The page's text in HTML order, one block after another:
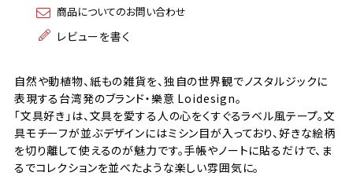
商品についてのお問い合わせ
レビューを書く
自然や動植物、紙もの雑貨を、独自の世界観でノスタルジックに
表現する台湾発のブランド・樂意 Loidesign。
「文具好き」は、文具を愛する人の心をくすぐるラベル風テープ。文
具モチーフが並ぶデザインにはミシン目が入っており、好きな絵柄
を切り離して使えるのが魅力です。手帳やノートに貼るだけで、ま
るでコレクションを並べたような楽しい雰囲気に。